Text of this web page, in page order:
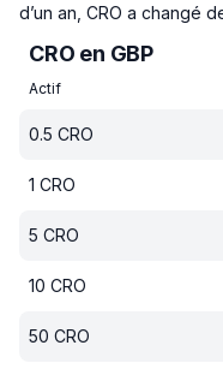
d’un an, CRO a changé
CRO en GBP
Actif
0.5 CRO
1 CRO
5 CRO
10 CRO
50 CRO